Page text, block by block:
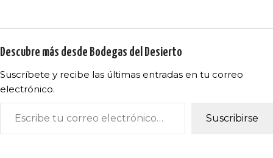
Descubre más desde Bodegas del Desierto
Suscríbete y recibe las últimas entradas en tu correo
electrónico.
Suscribirse